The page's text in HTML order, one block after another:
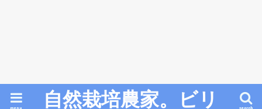
自然栽培農家。ビリ
search
menu